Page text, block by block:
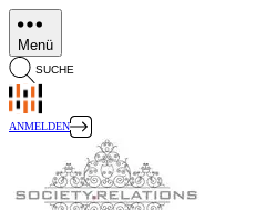
Direkt
zum
Inhalt
Menü
SUCHE
ANMELDEN